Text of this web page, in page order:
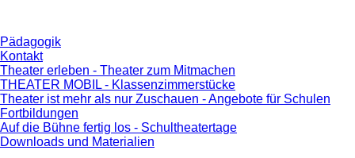
Pädagogik
Kontakt
Theater erleben - Theater zum Mitmachen
THEATER MOBIL - Klassenzimmerstücke
Theater ist mehr als nur Zuschauen - Angebote für Schulen
Fortbildungen
Auf die Bühne fertig los - Schultheatertage
Downloads und Materialien